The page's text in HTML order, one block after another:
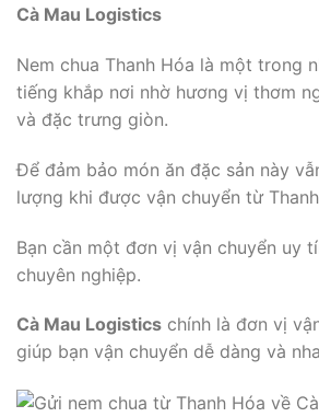
Cà Mau Logistics
Nem chua Thanh Hóa là một trong
tiếng khắp nơi nhờ hương vị thơm
và đặc trưng giòn.
Để đảm bảo món ăn đặc sản này
lượng khi được vận chuyển từ
Bạn cần một đơn vị vận chuyển uy
chuyên nghiệp.
Cà Mau Logistics chính là đơn vị
giúp bạn vận chuyển dễ dàng và